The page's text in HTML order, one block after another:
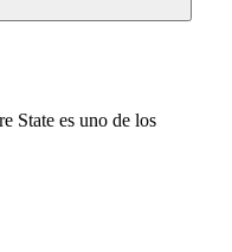
State es uno de los